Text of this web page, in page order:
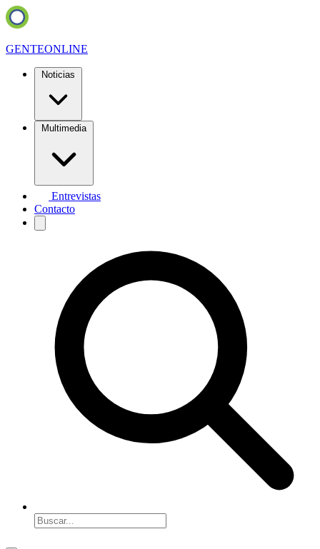
GENTEONLINE
Noticias
Multimedia
Entrevistas
Contacto